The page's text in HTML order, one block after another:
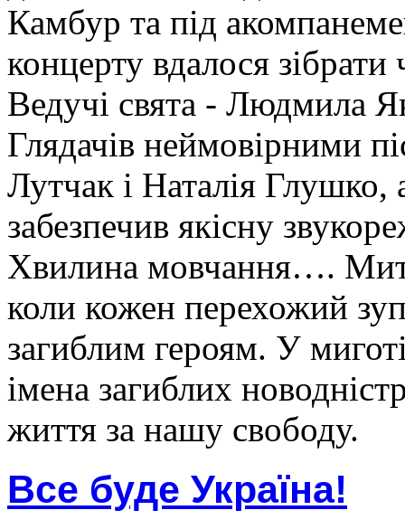
Камбур та під
концерту вдалося
Ведучі свята - Людмила
Глядачів неймовірними
Лутчак і Наталія Глушко,
забезпечив якісну
Хвилина мовчання….
коли кожен перехожий
загиблим героям. У
імена загиблих
життя за нашу свободу.
Все буде Україна!